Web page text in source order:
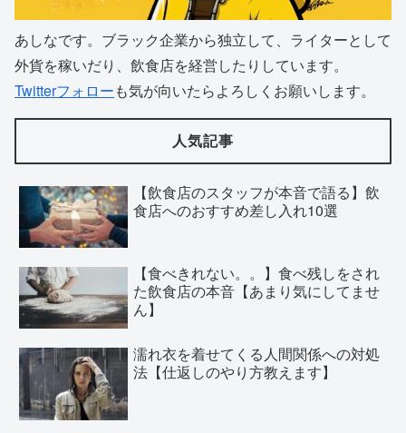
あしなです。ブラック企業から独立して、ライターとして
外貨を稼いだり、飲食店を経営したりしています。
Twitterフォローも気が向いたらよろしくお願いします。
人気記事
【飲食店のスタッフが本音で語る】飲
食店へのおすすめ差し入れ10選
【食べきれない。。】食べ残しをされ
た飲食店の本音【あまり気にしてませ
ん】
濡れ衣を着せてくる人間関係への対処
法【仕返しのやり方教えます】